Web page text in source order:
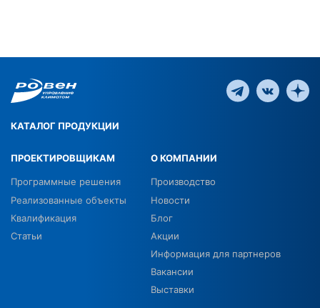
КАТАЛОГ ПРОДУКЦИИ
ПРОЕКТИРОВЩИКАМ
Программные решения
Реализованные объекты
Квалификация
Статьи
О КОМПАНИИ
Производство
Новости
Блог
Акции
Информация для партнеров
Вакансии
Выставки